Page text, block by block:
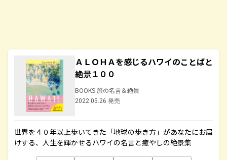
ＡＬＯＨＡを感じるハワイのことばと
絶景１００
BOOKS 旅の名言＆絶景
2022.05.26 発売
世界を４０年以上歩いてきた「地球の歩き方」があなたにお届
けする、人生を輝かせるハワイの名言と癒やしの絶景集